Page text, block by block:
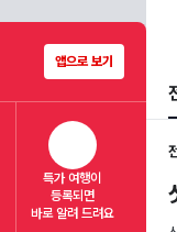
앱으로 보기
특가 여행이
등록되면
바로 알려 드려요